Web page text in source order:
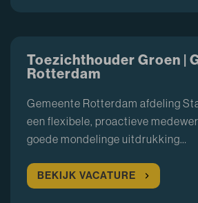
Toezichthouder Groen |
Rotterdam
Gemeente Rotterdam afdeling
een flexibele, proactieve
goede mondelinge uitdrukking…
BEKIJK VACATURE